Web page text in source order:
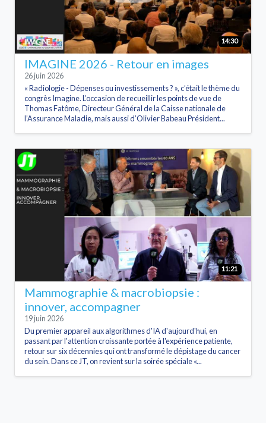
14:30
IMAGINE 2026 - Retour en images
26 juin 2026
« Radiologie - Dépenses ou investissements ? », c’était le thème du
congrès Imagine. L’occasion de recueillir les points de vue de
Thomas Fatôme, Directeur Général de la Caisse nationale de
l’Assurance Maladie, mais aussi d’Olivier Babeau Président...
11:21
Mammographie & macrobiopsie :
innover, accompagner
19 juin 2026
Du premier appareil aux algorithmes d'IA d'aujourd'hui, en
passant par l'attention croissante portée à l'expérience patiente,
retour sur six décennies qui ont transformé le dépistage du cancer
du sein. Dans ce JT, on revient sur la soirée spéciale «...